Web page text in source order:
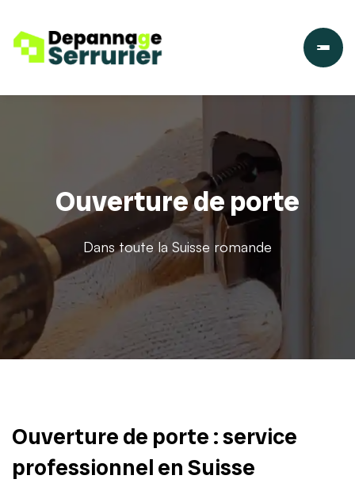
Ouverture de porte
Dans toute la Suisse romande
Ouverture de porte : service
professionnel en Suisse